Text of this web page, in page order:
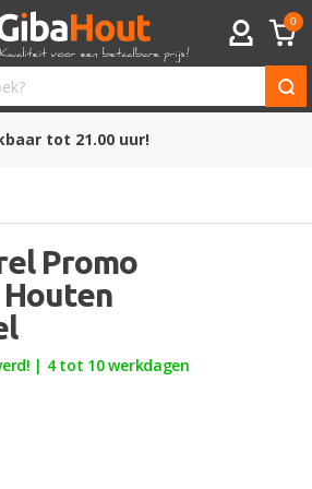
ACCOUNT
0
tot 21.00 uur!
Promo
| 4 tot 10 werkdagen